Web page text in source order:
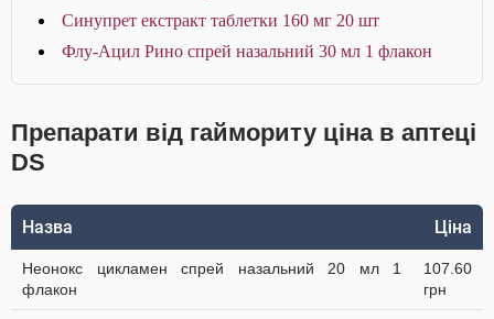
Синупрет екстракт таблетки 160 мг 20 шт
Флу-Ацил Рино спрей назальний 30 мл 1 флакон
Препарати від гаймориту ціна в аптеці
DS
Назва Ціна
Неонокс цикламен спрей назальний 20 мл 1
флакон
107.60
грн